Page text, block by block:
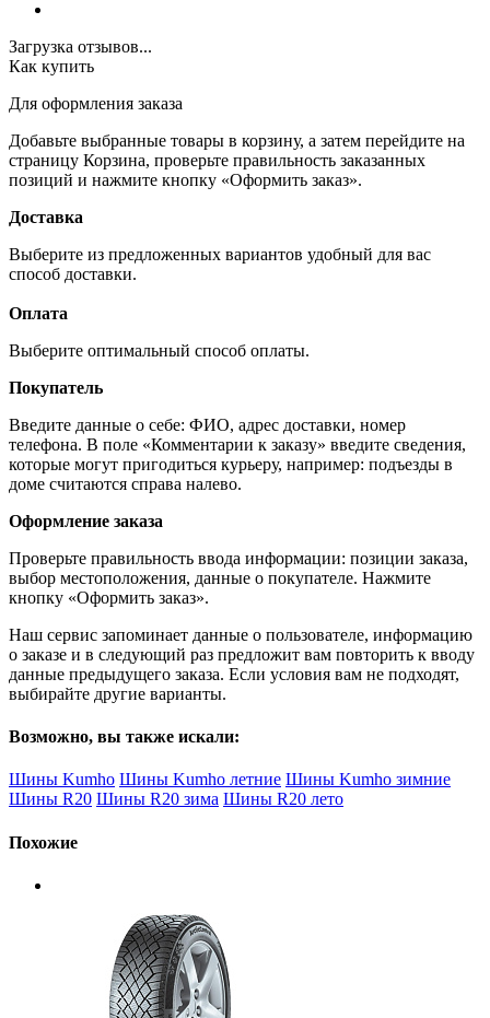
Загрузка отзывов...
Как купить
Для оформления заказа
Добавьте выбранные товары в корзину, а затем перейдите на
страницу Корзина, проверьте правильность заказанных
позиций и нажмите кнопку «Оформить заказ».
Доставка
Выберите из предложенных вариантов удобный для вас
способ доставки.
Оплата
Выберите оптимальный способ оплаты.
Покупатель
Введите данные о себе: ФИО, адрес доставки, номер
телефона. В поле «Комментарии к заказу» введите сведения,
которые могут пригодиться курьеру, например: подъезды в
доме считаются справа налево.
Оформление заказа
Проверьте правильность ввода информации: позиции заказа,
выбор местоположения, данные о покупателе. Нажмите
кнопку «Оформить заказ».
Наш сервис запоминает данные о пользователе, информацию
о заказе и в следующий раз предложит вам повторить к вводу
данные предыдущего заказа. Если условия вам не подходят,
выбирайте другие варианты.
Возможно, вы также искали:
Шины Kumho Шины Kumho летние Шины Kumho зимние
Шины R20 Шины R20 зима Шины R20 лето
Похожие